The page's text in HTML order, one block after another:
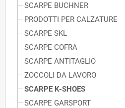
SCARPE BUCHNER
PRODOTTI PER CALZATURE
SCARPE SKL
SCARPE COFRA
SCARPE ANTITAGLIO
ZOCCOLI DA LAVORO
SCARPE K-SHOES
SCARPE GARSPORT